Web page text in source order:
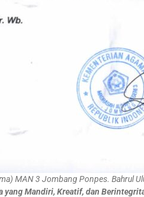
MAN 3 Jombang Ponpes. Bahrul
yang Mandiri, Kreatif, dan